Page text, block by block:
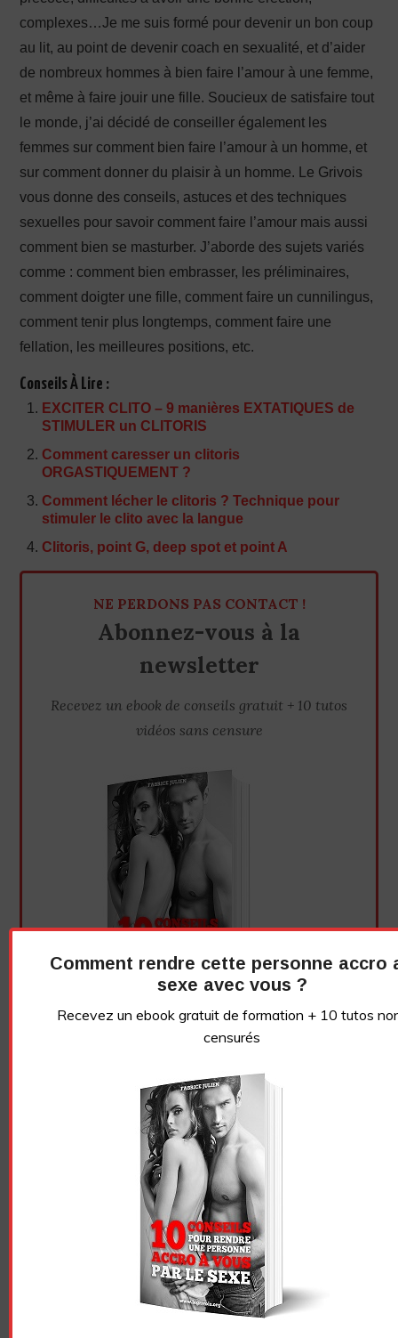
complexes…Je me suis formé pour devenir un bon coup
au lit, au point de devenir coach en sexualité, et d’aider
de nombreux hommes à bien faire l’amour à une femme,
et même à faire jouir une fille. Soucieux de satisfaire tout
le monde, j’ai décidé de conseiller également les
femmes sur comment bien faire l’amour à un homme, et
sur comment donner du plaisir à un homme. Le Grivois
vous donne des conseils, astuces et des techniques
sexuelles pour savoir comment faire l’amour mais aussi
comment bien se masturber. J’aborde des sujets variés
comme : comment bien embrasser, les préliminaires,
comment doigter une fille, comment faire un cunnilingus,
comment tenir plus longtemps, comment faire une
fellation, les meilleures positions, etc.
Conseils À Lire :
EXCITER CLITO – 9 manières EXTATIQUES de
STIMULER un CLITORIS
Comment caresser un clitoris
ORGASTIQUEMENT ?
Comment lécher le clitoris ? Technique pour
stimuler le clito avec la langue
Clitoris, point G, deep spot et point A
NE PERDONS PAS CONTACT !
Abonnez-vous à la
newsletter
Recevez un ebook de conseils gratuit + 10 tutos
vidéos sans censure
Essayez. Vous pouvez vous désinscrire à tout moment.
Comment rendre cette personne accro
sexe avec vous ?
Recevez un ebook gratuit de formation + 10 tutos
censurés